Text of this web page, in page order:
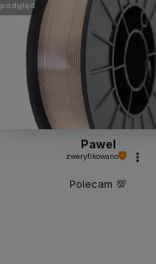
podgląd
Pawel
zweryfikowano
Polecam 💯